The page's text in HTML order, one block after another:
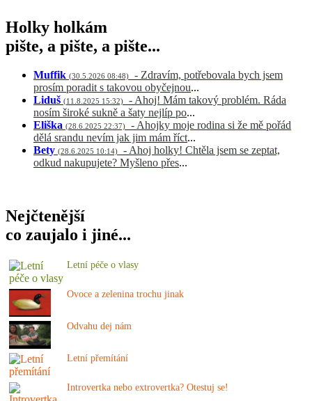
Holky holkám
pište, a pište, a pište...
Muffik (30.5.2026 08:48)
- Zdravím, potřebovala bych jsem
prosím poradit s takovou obyčejnou...
Liduš (11.8.2025 15:32)
- Ahoj! Mám takový problém. Ráda
nosím široké sukně a šaty nejlíp po...
Eliška (28.6.2025 22:37)
- Ahojky moje rodina si že mě pořád
dělá srandu nevím jak jim mám říct...
Bety (28.6.2025 10:14)
- Ahoj holky! Chtěla jsem se zeptat,
odkud nakupujete? Myšleno přes...
Nejčtenější
co zaujalo i jiné...
Letní péče o vlasy
Ovoce a zelenina trochu jinak
Odvahu dej nám
Letní přemítání
Introvertka nebo extrovertka? Otestuj se!